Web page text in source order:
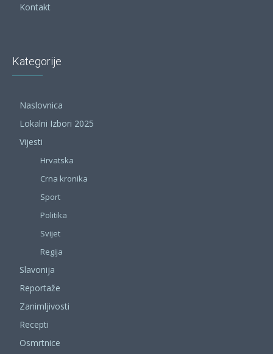
Kontakt
Kategorije
Naslovnica
Lokalni Izbori 2025
Vijesti
Hrvatska
Crna kronika
Sport
Politika
Svijet
Regija
Slavonija
Reportaže
Zanimljivosti
Recepti
Osmrtnice